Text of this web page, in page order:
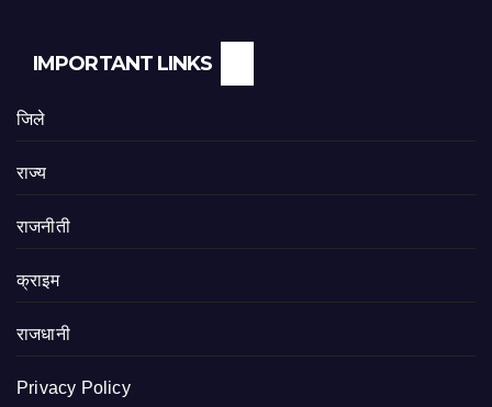
IMPORTANT LINKS
जिले
राज्य
राजनीती
क्राइम
राजधानी
Privacy Policy